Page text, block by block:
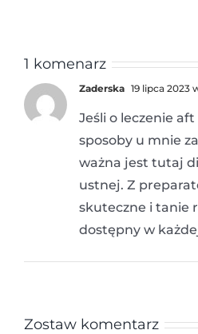
1 komenarz
Zaderska 19 lipca 2023
Jeśli o leczenie
sposoby u mnie
ważna jest tutaj
ustnej. Z
skuteczne i tanie
dostępny w
Zostaw komentarz